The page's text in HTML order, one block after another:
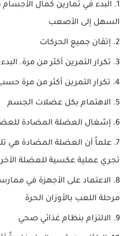
البدء في تمارين كمال
السهل إلى الأصعب
إتقان جميع الحركات
تكرار التمرين أكثر من مرة.
تكرار التمرين أكثر من مرة
الاهتمام بكل عضلات الجسم
إشغال العضلة المضادة
علماً أن العضلة المضادة هي
تجري عملية عكسية للعضلة
الاعتماد على الأجهزة في
مرحلة اللعب بالأوزان الحرة
الالتزام بنظام غذائي صحي